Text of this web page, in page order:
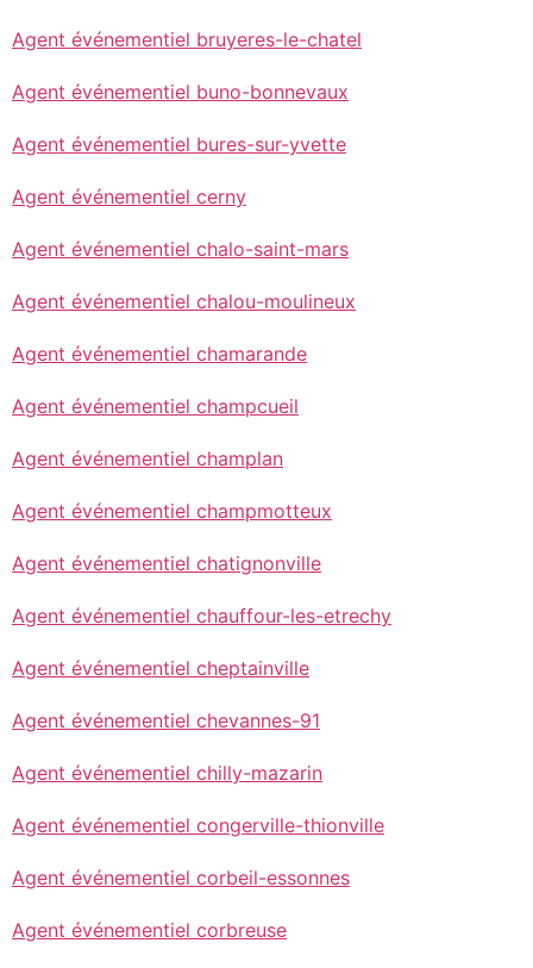
Agent événementiel bruyeres-le-chatel
Agent événementiel buno-bonnevaux
Agent événementiel bures-sur-yvette
Agent événementiel cerny
Agent événementiel chalo-saint-mars
Agent événementiel chalou-moulineux
Agent événementiel chamarande
Agent événementiel champcueil
Agent événementiel champlan
Agent événementiel champmotteux
Agent événementiel chatignonville
Agent événementiel chauffour-les-etrechy
Agent événementiel cheptainville
Agent événementiel chevannes-91
Agent événementiel chilly-mazarin
Agent événementiel congerville-thionville
Agent événementiel corbeil-essonnes
Agent événementiel corbreuse